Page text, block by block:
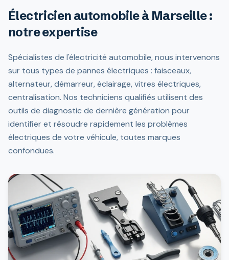
Électricien automobile à Marseille :
notre expertise
Spécialistes de l'électricité automobile, nous intervenons
sur tous types de pannes électriques : faisceaux,
alternateur, démarreur, éclairage, vitres électriques,
centralisation. Nos techniciens qualifiés utilisent des
outils de diagnostic de dernière génération pour
identifier et résoudre rapidement les problèmes
électriques de votre véhicule, toutes marques
confondues.